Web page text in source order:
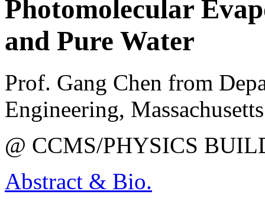
Photomolecular
and Pure Water
Prof. Gang Chen from
Engineering,
@ CCMS/PHYSICS
Abstract & Bio.